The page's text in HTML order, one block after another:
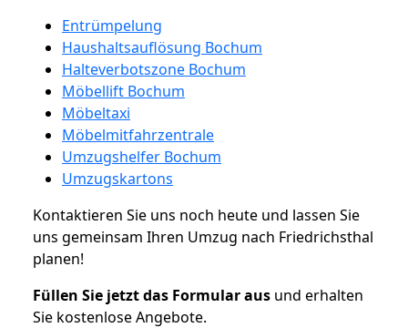
Entrümpelung
Haushaltsauflösung Bochum
Halteverbotszone Bochum
Möbellift Bochum
Möbeltaxi
Möbelmitfahrzentrale
Umzugshelfer Bochum
Umzugskartons
Kontaktieren Sie uns noch heute und lassen Sie
uns gemeinsam Ihren Umzug nach Friedrichsthal
planen!
Füllen Sie jetzt das Formular aus und erhalten
Sie kostenlose Angebote.